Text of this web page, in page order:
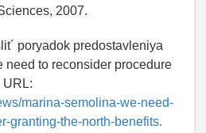
2007.
poryadok predostavleniya
need to reconsider procedure
URL:
marina-semolina-we-need-
granting-the-north-benefits.